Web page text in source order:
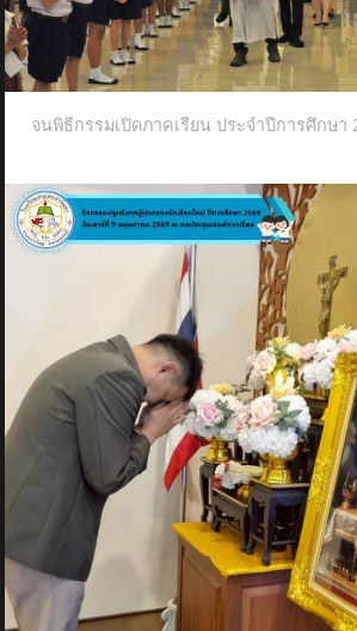
จนพิธีกรรมเปิดภาคเรียน ประจำปีการศึกษา